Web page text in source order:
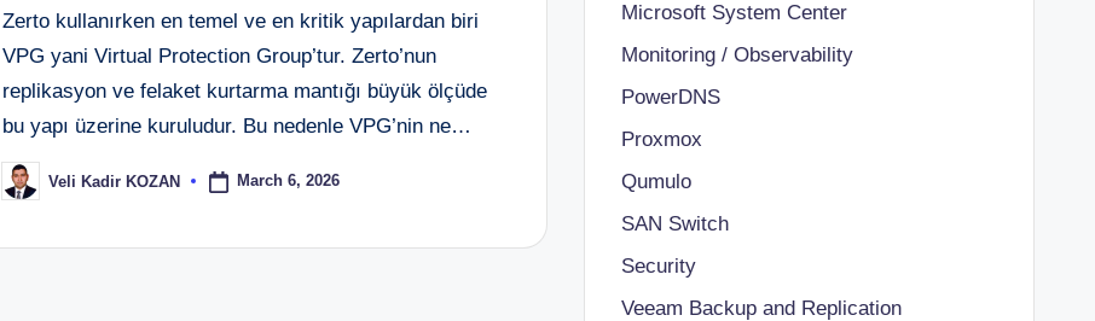
Zerto kullanırken en temel ve en kritik yapılardan biri
VPG yani Virtual Protection Group’tur. Zerto’nun
replikasyon ve felaket kurtarma mantığı büyük ölçüde
bu yapı üzerine kuruludur. Bu nedenle VPG’nin ne…
Posted
by
Veli Kadir KOZAN March 6, 2026
Microsoft System Center
Monitoring / Observability
PowerDNS
Proxmox
Qumulo
SAN Switch
Security
Veeam Backup and Replication